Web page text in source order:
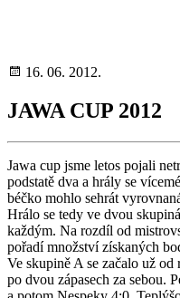
16. 06. 2012.
JAWA CUP 2012
Jawa cup jsme letos pojali
podstatě dva a hrály se
béčko mohlo sehrát
Hrálo se tedy ve dvou
každým. Na rozdíl od
pořadí množství získaných
Ve skupině A se začalo už
po dvou zápasech za sebou.